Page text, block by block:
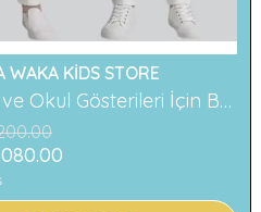
WAKA KİDS STORE
23 Nisan ve Okul Gösterileri İçin Beyaz Çocuk Pantolonu